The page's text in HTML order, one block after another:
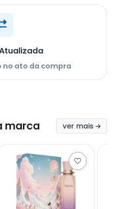
no ato da compra
marca ver mais